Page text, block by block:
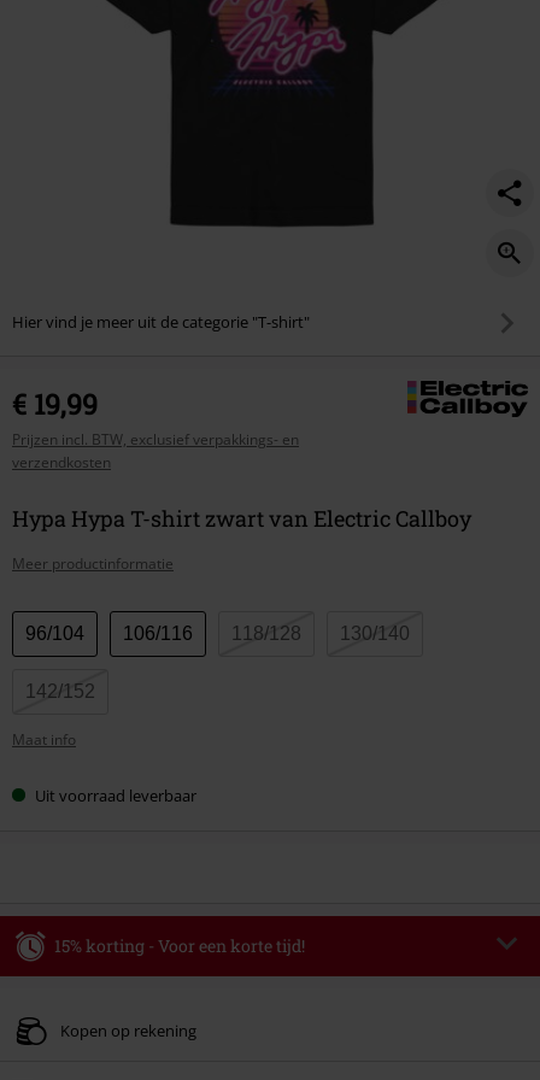
Hier vind je meer uit de categorie "T-shirt"
€ 19,99
Prijzen incl. BTW, exclusief verpakkings- en
verzendkosten
Hypa Hypa T-shirt zwart van Electric Callboy
Meer productinformatie
Kies
je
maat
96/104 106/116 118/128 130/140
142/152
Maat info
Uit voorraad leverbaar
15% korting - Voor een korte tijd!
Alleen geldig op 06-08-2026 van 16:00 t/m 23:59 uur.
Kopen op rekening